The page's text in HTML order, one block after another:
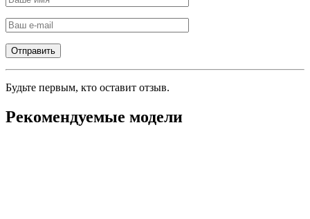
Будьте первым, кто оставит отзыв.
Рекомендуемые модели